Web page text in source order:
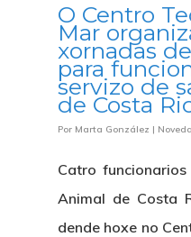
O Centro
Mar
xornadas
para
servizo de
de Costa
Por Marta González |
Catro
Animal de Costa
dende hoxe no